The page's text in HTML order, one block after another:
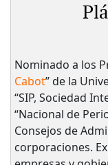
Nominado a los
Cabot” de la
“SIP, Sociedad
“Nacional de
Consejos de
corporaciones.